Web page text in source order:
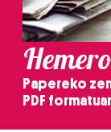
Papereko
PDF